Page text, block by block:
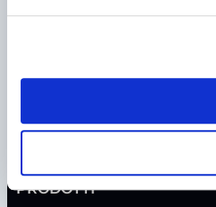
P.I.
35020 – Ponte
PRODOTTI